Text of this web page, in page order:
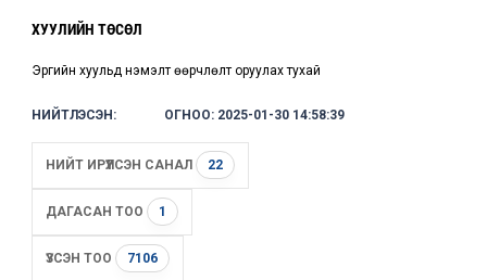
ХУУЛИЙН ТӨСӨЛ
Эрүүгийн хуульд нэмэлт өөрчлөлт оруулах тухай
НИЙТЛЭСЭН: ОГНОО: 2025-01-30 14:58:39
НИЙТ ИРҮҮЛСЭН САНАЛ 22
ДАГАСАН ТОО 1
ҮЗСЭН ТОО 7106